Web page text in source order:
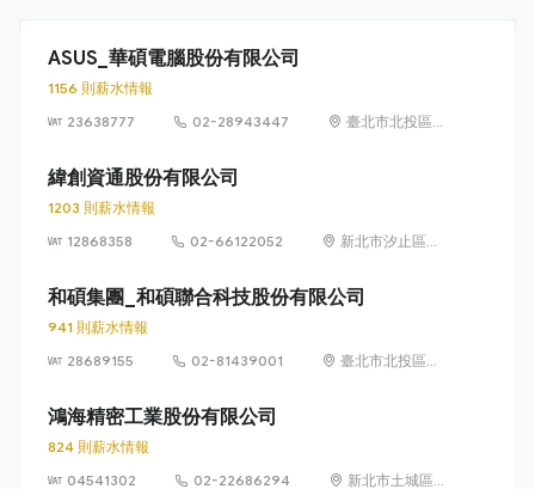
ASUS_華碩電腦股份有限公司
1156 則薪水情報
23638777
02-28943447
臺北市北投區立
緯創資通股份有限公司
1203 則薪水情報
12868358
02-66122052
新北市汐止區新
21樓
和碩集團_和碩聯合科技股份有限公司
941 則薪水情報
28689155
02-81439001
臺北市北投區立
鴻海精密工業股份有限公司
824 則薪水情報
04541302
02-22686294
新北市土城區中